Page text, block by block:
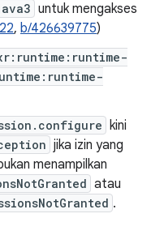
untuk mengakses
, b/426639775)
kini
jika izin yang
menampilkan
atau
.